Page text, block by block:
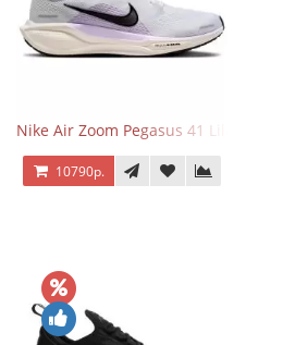
Nike Air Zoom Pegasus 41 Lilac Bloom
10790р.